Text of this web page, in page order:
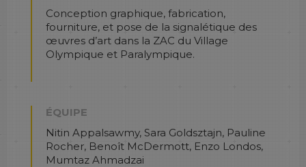
Conception graphique, fabrication,
fourniture, et pose de la signalétique des
œuvres d’art dans la ZAC du Village
Olympique et Paralympique.
ÉQUIPE
Nitin Appalsawmy, Sara Goldsztajn, Pauline
Rocher, Benoît McDermott, Enzo Londos,
Mumtaz Ahmadzai